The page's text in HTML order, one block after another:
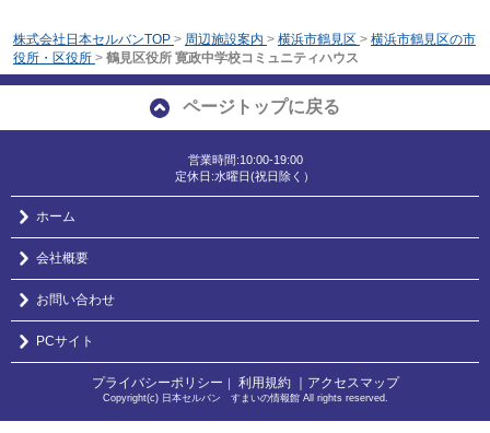
株式会社日本セルバンTOP > 周辺施設案内 > 横浜市鶴見区 > 横浜市鶴見区の市
役所・区役所 > 鶴見区役所 寛政中学校コミュニティハウス
ページトップに戻る
営業時間:10:00-19:00
定休日:水曜日(祝日除く）
ホーム
会社概要
お問い合わせ
PCサイト
プライバシーポリシー 利用規約 ｜アクセスマップ
Copyright(c) 日本セルバン すまいの情報館 All rights reserved.